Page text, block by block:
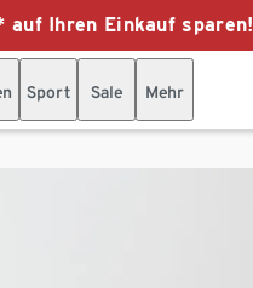
Ihren Einkauf sparen!
Sport Sale Mehr